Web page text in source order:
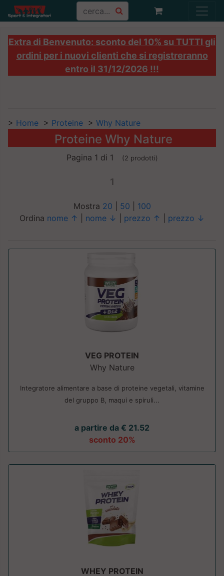
Extra di Benvenuto: sconto del 10% su TUTTI gli
ordini per i nuovi clienti che si registreranno
entro il 31/12/2026 !!!
> Home > Proteine > Why Nature
Proteine Why Nature
Pagina 1 di 1 (2 prodotti)
1
Mostra 20 50
100
Ordina nome ↑ nome ↓ prezzo ↑ prezzo ↓
VEG PROTEIN
Why Nature
Integratore alimentare a base di proteine vegetali, vitamine
del gruppo B, maqui e spiruli...
a partire da € 21.52
sconto 20%
WHEY PROTEIN